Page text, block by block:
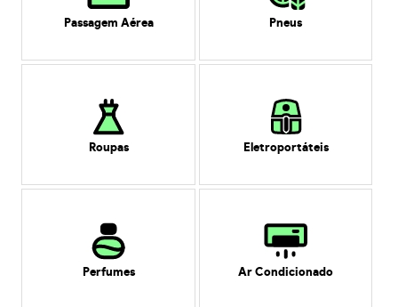
Passagem Aérea Pneus
Roupas Eletroportáteis
Perfumes Ar Condicionado